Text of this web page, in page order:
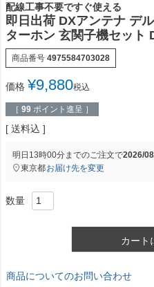
配線工事不要ですぐ使える
即日出荷 DXアンテナ デ
ターホン 玄関子機セット
商品番号 4975584703028
価格 ¥9,880税込
［ 99 ポイント進呈 ］
送料込
明日 13時00分までのご注文で2026/
東京都お届け先を変更
カート
商品についてのお問い合わせ